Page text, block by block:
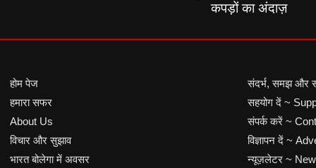
कपड़ों का अंदाज़
होम पेज
हमारा सफर
About Us
विचार और सुझाव
भारत बोलेगा में अवसर
संदर्भ, समझ और
सहयोग दें ~
संपर्क करें ~
विज्ञापन दें ~
न्यूज़लेटर ~